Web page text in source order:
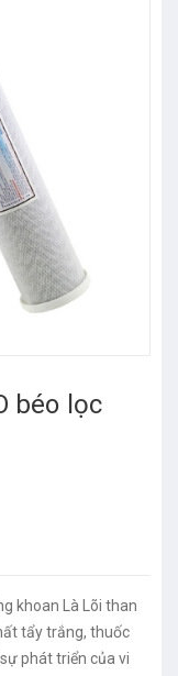
béo lọc
khoan Là Lõi than
tẩy trắng, thuốc
phát triển của vi